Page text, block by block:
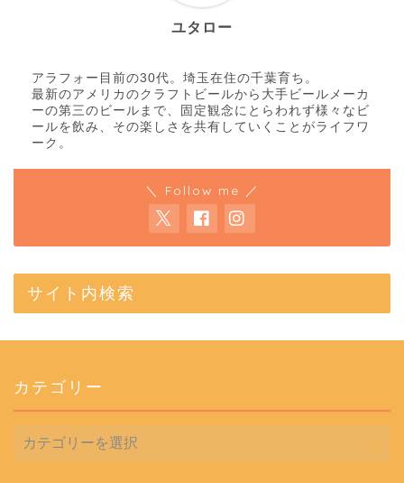
ユタロー
アラフォー目前の30代。埼玉在住の千葉育ち。
最新のアメリカのクラフトビールから大手ビールメーカ
ーの第三のビールまで、固定観念にとらわれず様々なビ
ールを飲み、その楽しさを共有していくことがライフワ
ーク。
＼ Follow me ／
サイト内検索
カテゴリー
テ